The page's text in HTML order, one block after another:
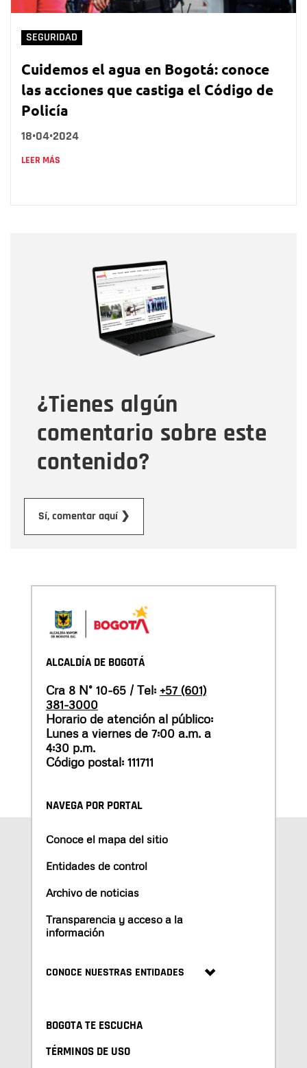
SEGURIDAD
Cuidemos el agua en Bogotá: conoce
las acciones que castiga el Código de
Policía
18•04•2024
LEER MÁS
¿Tienes algún
comentario sobre este
contenido?
Sí, comentar aquí ❯
Correo electrónico
Tipo de comentario
Mensaje
ALCALDÍA DE BOGOTÁ
Cra 8 N° 10-65 / Tel: +57 (601)
381-3000
Horario de atención al público:
Lunes a viernes de 7:00 a.m. a
4:30 p.m.
Código postal: 111711
NAVEGA POR PORTAL
Conoce el mapa del sitio
Entidades de control
Archivo de noticias
Transparencia y acceso a la
información
CONOCE NUESTRAS ENTIDADES
BOGOTA TE ESCUCHA
TÉRMINOS DE USO